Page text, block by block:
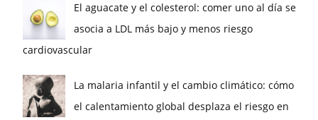
El aguacate y el colesterol: comer uno al día se
asocia a LDL más bajo y menos riesgo
cardiovascular
La malaria infantil y el cambio climático: cómo
el calentamiento global desplaza el riesgo en